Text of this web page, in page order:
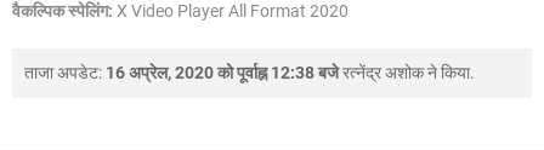
वैकल्पिक स्पेलिंग: X Video Player All Format 2020
ताजा अपडेट: 16 अप्रेल, 2020 को पूर्वाह्न 12:38 बजेरत्नेंद्र अशोकने किया.